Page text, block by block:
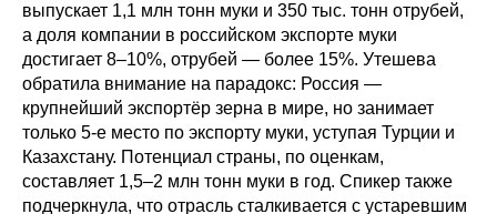
выпускает 1,1 млн тонн муки и 350 тыс. тонн отрубей,
а доля компании в российском экспорте муки
достигает 8–10%, отрубей — более 15%. Утешева
обратила внимание на парадокс: Россия —
крупнейший экспортёр зерна в мире, но занимает
только 5-е место по экспорту муки, уступая Турции и
Казахстану. Потенциал страны, по оценкам,
составляет 1,5–2 млн тонн муки в год. Спикер также
подчеркнула, что отрасль сталкивается с устаревшим